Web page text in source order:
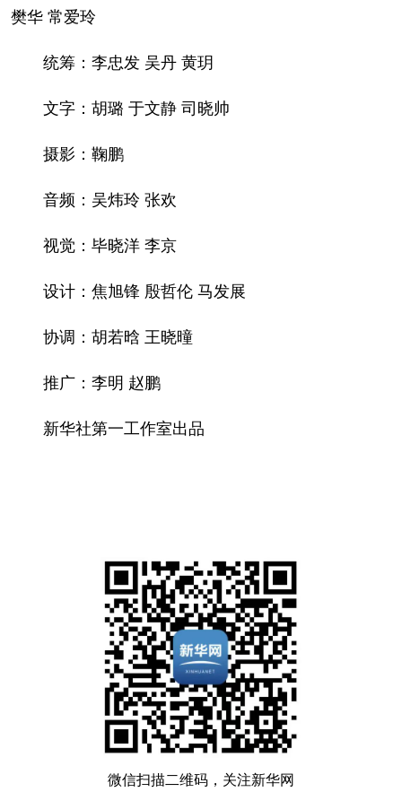
樊华 常爱玲
统筹：李忠发 吴丹 黄玥
文字：胡璐 于文静 司晓帅
摄影：鞠鹏
音频：吴炜玲 张欢
视觉：毕晓洋 李京
设计：焦旭锋 殷哲伦 马发展
协调：胡若晗 王晓曈
推广：李明 赵鹏
新华社第一工作室出品
微信扫描二维码，关注新华网